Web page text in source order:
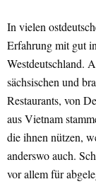
In vielen
Erfahrung mit gut
Westdeutschland.
sächsischen und
Restaurants, von
aus Vietnam
die ihnen nützen,
anderswo auch.
vor allem für